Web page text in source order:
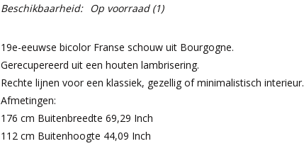
Beschikbaarheid:
Op voorraad(1)
19e-eeuwse bicolor Franse schouw uit Bourgogne.
Gerecupereerd uit een houten lambrisering.
Rechte lijnen voor een klassiek, gezellig of minimalistisch interieur.
Afmetingen:
176 cm Buitenbreedte 69,29 Inch
112 cm Buitenhoogte 44,09 Inch